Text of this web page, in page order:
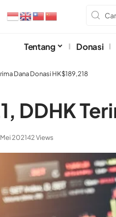
Tentang Donasi
Dana Donasi HK$189,218
DDHK
202142 Views